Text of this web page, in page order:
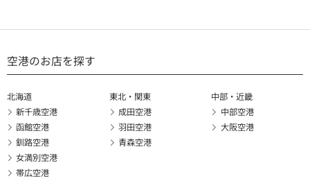
空港のお店を探す
北海道
新千歳空港
函館空港
釧路空港
女満別空港
帯広空港
東北・関東
成田空港
羽田空港
青森空港
中部・近畿
中部空港
大阪空港